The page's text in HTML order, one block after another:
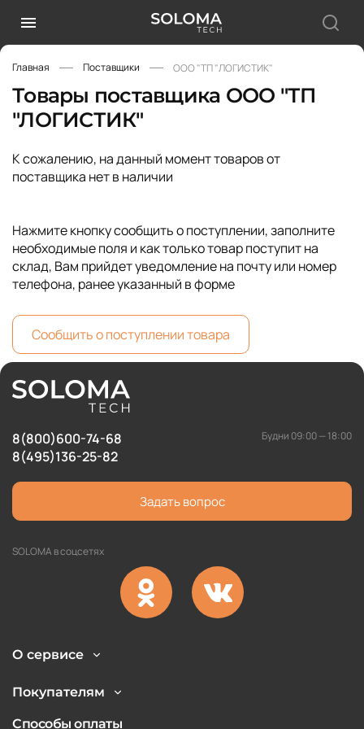
Главная Поставщики ООО "ТП "ЛОГИСТИК"
Товары поставщика ООО "ТП
"ЛОГИСТИК"
К сожалению, на данный момент товаров от
поставщика нет в наличии
Нажмите кнопку сообщить о поступлении, заполните
необходимые поля и как только товар поступит на
склад, Вам прийдет уведомление на почту или номер
телефона, ранее указанный в форме
Сообщить о поступлении товара
8(800)600-74-68
8(495)136-25-82
Будни 09:00 — 18:00
Задать вопрос
SOLOMA в соцсетях
О сервисе
Покупателям
Способы оплаты